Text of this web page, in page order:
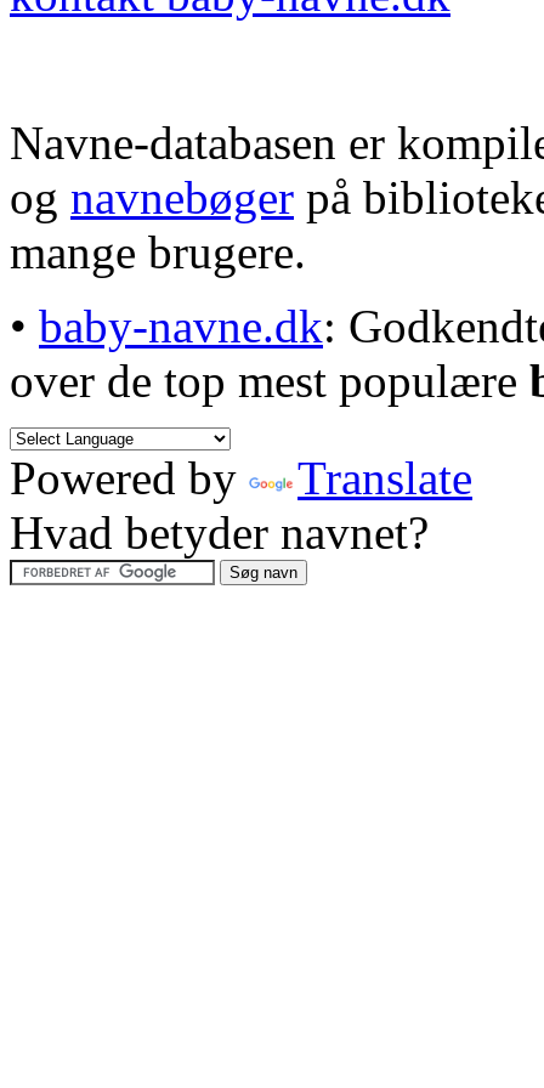
Navne-databasen er
og navnebøger på
mange brugere.
• baby-navne.dk:
over de top mest populære
Powered by
Translate
Hvad betyder navnet?